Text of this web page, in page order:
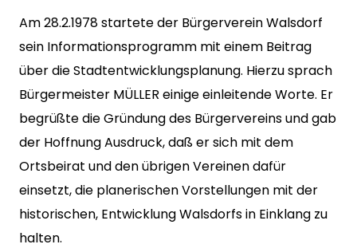
Am 28.2.1978 startete der Bürgerverein Walsdorf
sein Informationsprogramm mit einem Beitrag
über die Stadtentwicklungsplanung. Hierzu sprach
Bürgermeister MÜLLER einige einleitende Worte. Er
begrüßte die Gründung des Bürgervereins und gab
der Hoffnung Ausdruck, daß er sich mit dem
Ortsbeirat und den übrigen Vereinen dafür
einsetzt, die planerischen Vorstellungen mit der
historischen, Entwicklung Walsdorfs in Einklang zu
halten.